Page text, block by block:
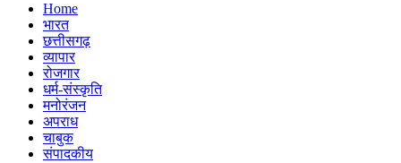
Home
भारत
छत्तीसगढ़
व्यापार
रोजगार
धर्म-संस्कृति
मनोरंजन
अपराध
चाबुक
संपादकीय